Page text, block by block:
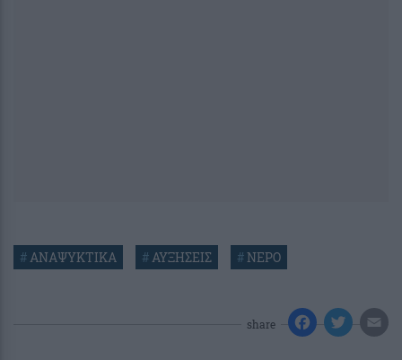
#ΑΝΑΨΥΚΤΙΚΑ #ΑΥΞΗΣΕΙΣ #ΝΕΡΟ
share